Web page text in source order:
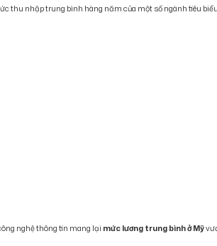
thu nhập trung bình hàng năm của một số ngành tiêu
nghệ thông tin mang lại mức lương trung bình ở Mỹ